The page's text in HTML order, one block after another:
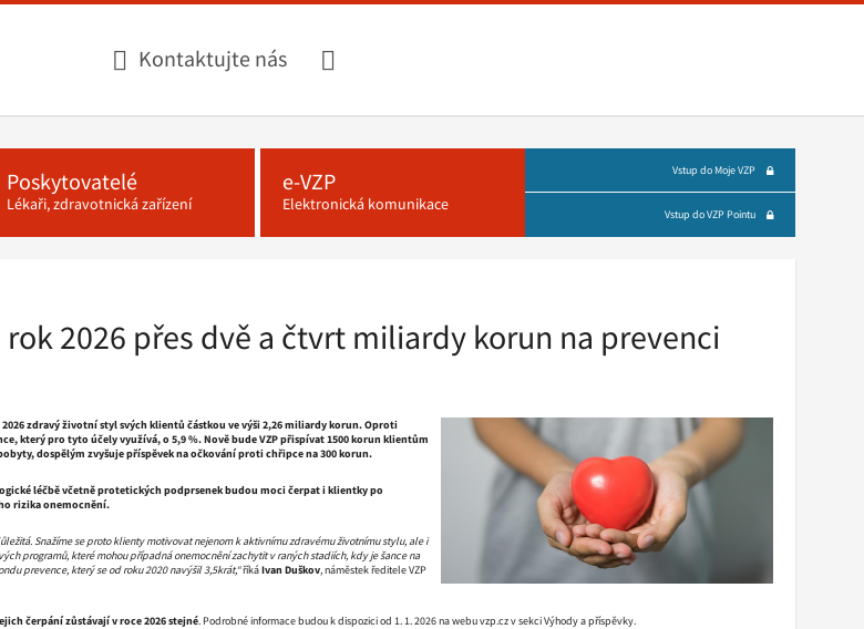
Kontaktujte nás
Poskytovatelé
Lékaři, zdravotnická zařízení
e-VZP
Elektronická komunikace
Vstup do Moje VZP
Vstup do VZP Pointu
2026 přes dvě a čtvrt miliardy korun na prevenci
zdravý životní styl svých klientů částkou ve výši 2,26 miliardy korun. Oproti
který pro tyto účely využívá, o 5,9 %. Nově bude VZP přispívat 1500 korun klientům
dospělým zvyšuje příspěvek na očkování proti chřipce na 300 korun.
léčbě včetně protetických podprsenek budou moci čerpat i klientky po
rizika onemocnění.
Snažíme se proto klienty motivovat nejenom k aktivnímu zdravému životnímu stylu, ale i
programů, které mohou případná onemocnění zachytit v raných stadiích, kdy je šance na
prevence, který se od roku 2020 navýšil 3,5krát,“říkáIvan Duškov, náměstek ředitele VZP
čerpání zůstávají v roce 2026 stejné. Podrobné informace budou k dispozici od 1. 1. 2026 na webu vzp.cz v sekci Výhody a příspěvky.